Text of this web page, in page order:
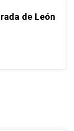
de León